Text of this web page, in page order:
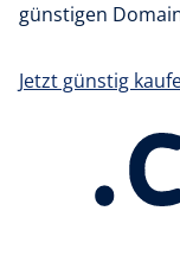
günstigen
Jetzt günstig